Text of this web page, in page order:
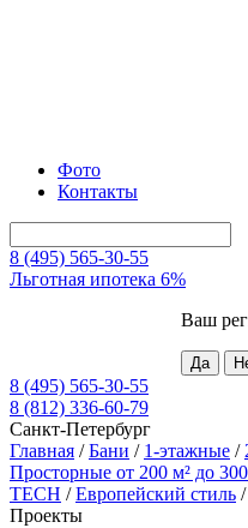
Фото
Контакты
8 (495) 565-30-55
Льготная ипотека 6%
Ваш
8 (495) 565-30-55
8 (812) 336-60-79
Санкт-Петербург
Главная /Бани / 1-этажные /
Просторные от 200 м² до
TECH /Европейский стиль /
Проекты